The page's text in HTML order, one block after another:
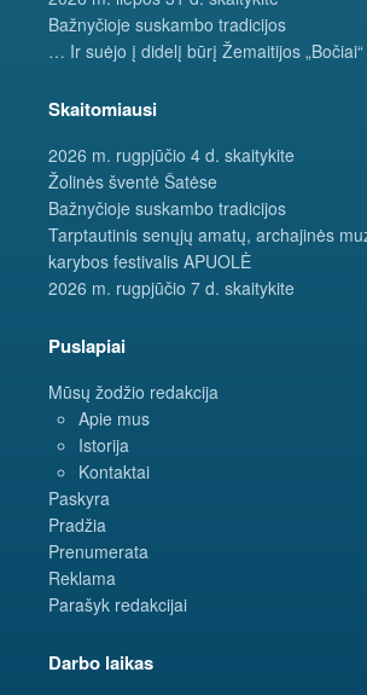
Bažnyčioje suskambo tradicijos
… Ir suėjo į didelį būrį Žemaitijos „Bočiai“
Skaitomiausi
2026 m. rugpjūčio 4 d. skaitykite
Žolinės šventė Šatėse
Bažnyčioje suskambo tradicijos
Tarptautinis senųjų amatų, archajinės
karybos festivalis APUOLĖ
2026 m. rugpjūčio 7 d. skaitykite
Puslapiai
Mūsų žodžio redakcija
Apie mus
Istorija
Kontaktai
Paskyra
Pradžia
Prenumerata
Reklama
Parašyk redakcijai
Darbo laikas